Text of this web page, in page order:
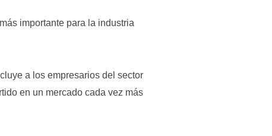
importante para la industria
a los empresarios del sector
en un mercado cada vez más